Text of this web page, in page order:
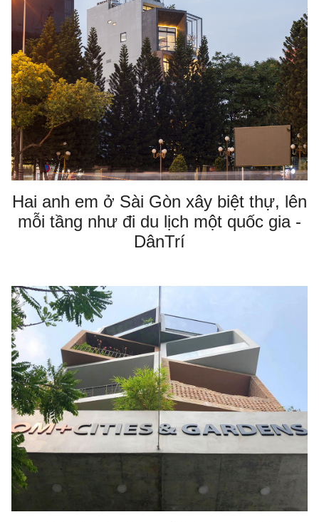
Hai anh em ở Sài Gòn xây biệt thự, lên
mỗi tầng như đi du lịch một quốc gia -
DânTrí